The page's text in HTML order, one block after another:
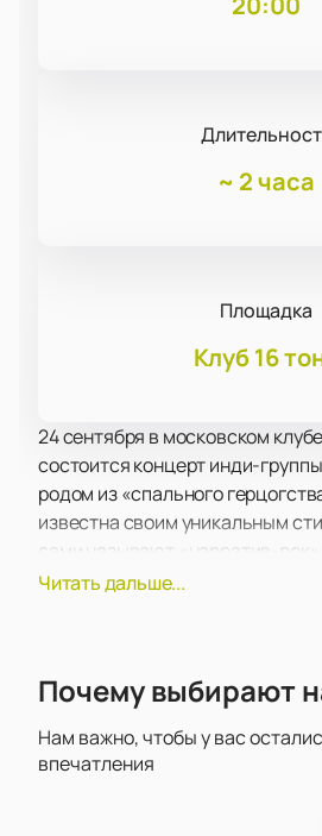
~ 2 часа
Площадка
Клуб 16
24 сентября в московском
состоится концерт инди-
родом из «спального
известна своим уникальным
сами называют «нарратив-
интеллигентные композиции с
выступление в незабываемое
поклонников на известных
фестивалях, таких как «Голос
Читать дальше...
Почему выбирают
Нам важно, чтобы у вас
впечатления